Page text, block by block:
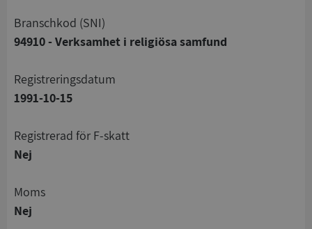
branschkod (SNI)
94910 - Verksamhet i religiösa samfund
registreringsdatum
1991-10-15
registrerad för F-skatt
Nej
Moms
Nej